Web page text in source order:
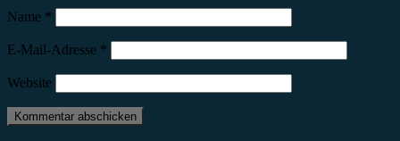
Name *
E-Mail-Adresse *
Website